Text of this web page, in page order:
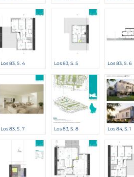
Los 83, S. 4 Los 83, S. 5 Los 83, S. 6
Los 83, S. 7 Los 83, S. 8 Los 84, S. 1